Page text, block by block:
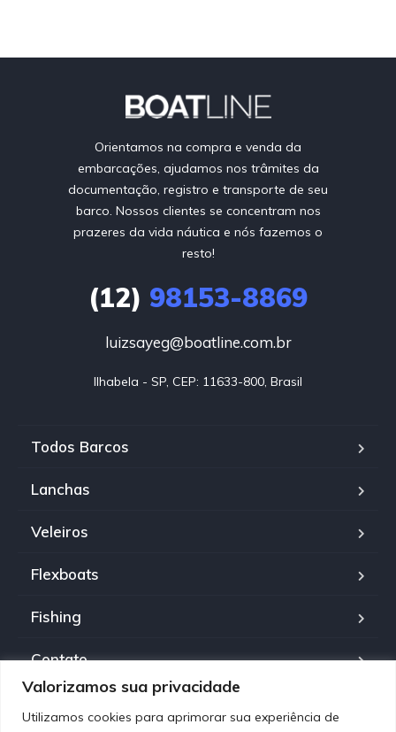
Valorizamos sua privacidade
Utilizamos cookies para aprimorar sua experiência de
Orientamos na compra e venda da
embarcações, ajudamos nos trâmites da
documentação, registro e transporte de seu
barco. Nossos clientes se concentram nos
prazeres da vida náutica e nós fazemos o
resto!
(12) 98153-8869
luizsayeg@boatline.com.br
Ilhabela - SP, CEP: 11633-800, Brasil
Todos Barcos
Lanchas
Veleiros
Flexboats
Fishing
Contato
Política de Privacidade